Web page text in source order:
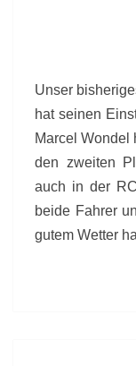
Unser
hat seinen
Marcel Wondel
den zweiten
auch in der
beide Fahrer
gutem Wetter